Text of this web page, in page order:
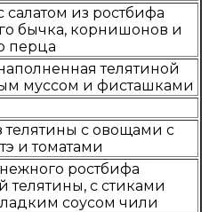
салатом из ростбифа
бычка, корнишонов и
перца
телятиной
муссом и фисташками
телятины с овощами с
и томатами
ростбифа
телятины, с стиками
соусом чили